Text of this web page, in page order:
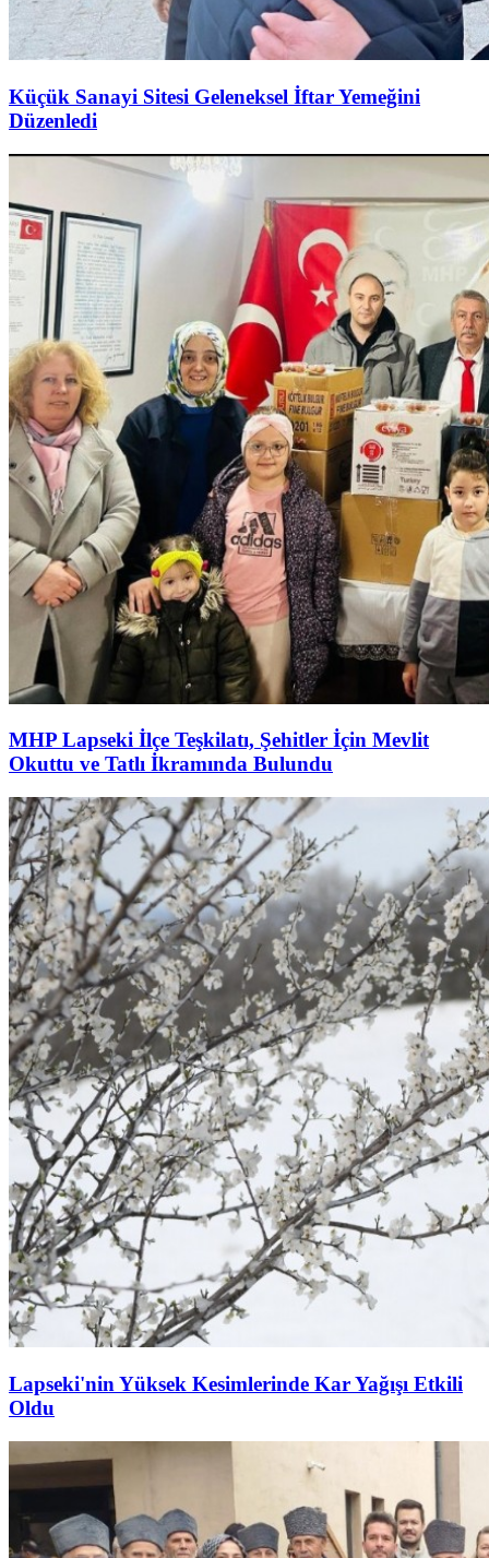
Küçük Sanayi Sitesi Geleneksel İftar Yemeğini
Düzenledi
MHP Lapseki İlçe Teşkilatı, Şehitler İçin Mevlit
Okuttu ve Tatlı İkramında Bulundu
Lapseki'nin Yüksek Kesimlerinde Kar Yağışı Etkili
Oldu